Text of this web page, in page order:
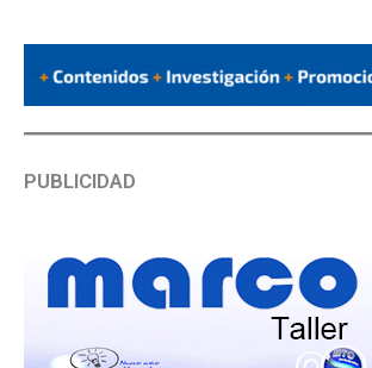
PUBLICIDAD